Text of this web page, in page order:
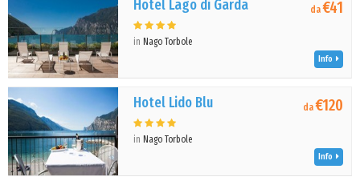
Hotel Lago di Garda
in Nago Torbole
da€41
Info
Hotel Lido Blu
in Nago Torbole
da€120
Info